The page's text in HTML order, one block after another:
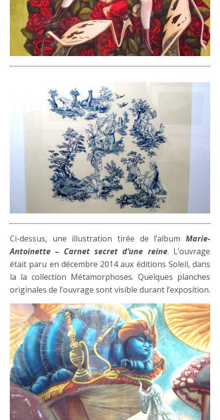
Ci-dessus, une illustration tirée de l’album Marie-
Antoinette – Carnet secret d’une reine. L’ouvrage
était paru en décembre 2014 aux éditions Soleil, dans
la la collection Métamorphoses. Quelques planches
originales de l’ouvrage sont visible durant l’exposition.